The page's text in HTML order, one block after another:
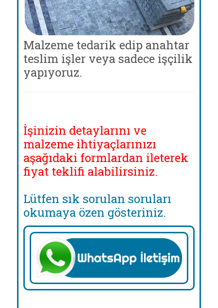
Malzeme tedarik edip anahtar
teslim işler veya sadece işçilik
yapıyoruz.
İşinizin detaylarını ve
malzeme ihtiyaçlarınızı
aşağıdaki formlardan ileterek
fiyat teklifi alabilirsiniz.
Lütfen sık sorulan soruları
okumaya özen gösteriniz.